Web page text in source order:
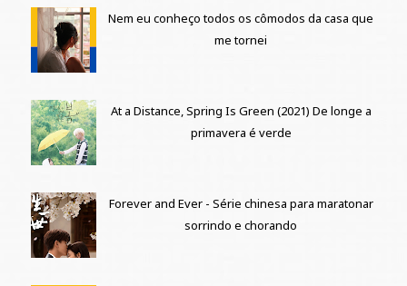
Nem eu conheço todos os cômodos da casa que
me tornei
At a Distance, Spring Is Green (2021) De longe a
primavera é verde
Forever and Ever - Série chinesa para maratonar
sorrindo e chorando